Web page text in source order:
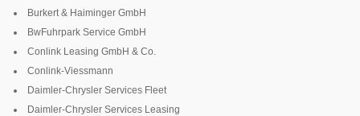
Burkert & Haiminger GmbH
BwFuhrpark Service GmbH
Conlink Leasing GmbH & Co.
Conlink-Viessmann
Daimler-Chrysler Services Fleet
Daimler-Chrysler Services Leasing